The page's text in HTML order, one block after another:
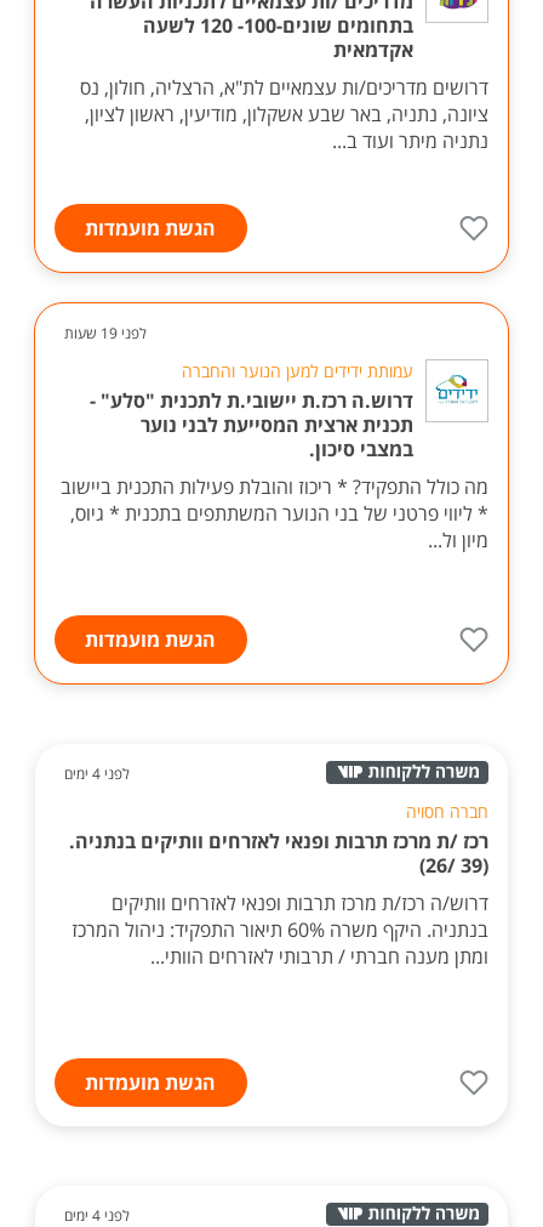
בתחומים שונים-100- 120 לשעה
אקדמאית
דרושים מדריכים/ות עצמאיים לת"א, הרצליה, חולון, נס
ציונה, נתניה, באר שבע אשקלון, מודיעין, ראשון לציון,
נתניה מיתר ועוד ב...
הגשת מועמדות
לפני 19 שעות
עמותת ידידים למען הנוער והחברה
דרוש.ה רכז.ת יישובי.ת לתכנית "סלע" -
תכנית ארצית המסייעת לבני נוער
במצבי סיכון.
מה כולל התפקיד? * ריכוז והובלת פעילות התכנית ביישוב
* ליווי פרטני של בני הנוער המשתתפים בתכנית * גיוס,
מיון ול...
הגשת מועמדות
לפני 4 ימים
חברה חסויה
רכז /ת מרכז תרבות ופנאי לאזרחים וותיקים בנתניה.
(39 /26)
דרוש/ה רכז/ת מרכז תרבות ופנאי לאזרחים וותיקים
בנתניה. היקף משרה 60% תיאור התפקיד: ניהול המרכז
ומתן מענה חברתי / תרבותי לאזרחים הוותי...
הגשת מועמדות
לפני 4 ימים